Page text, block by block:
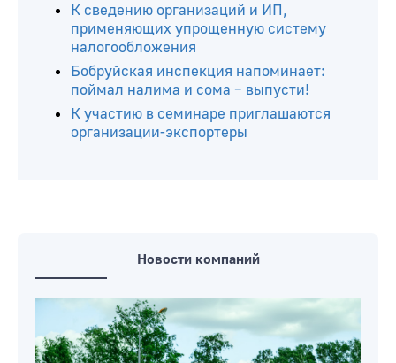
К сведению организаций и ИП,
применяющих упрощенную систему
налогообложения
Бобруйская инспекция напоминает:
поймал налима и сома – выпусти!
К участию в семинаре приглашаются
организации-экспортеры
Новости компаний